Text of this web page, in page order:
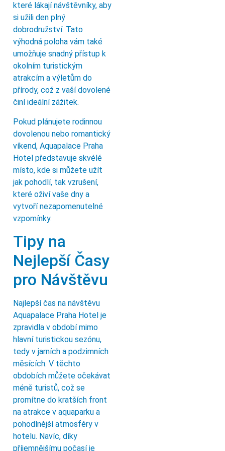
které lákají návštěvníky, aby
si užili den plný
dobrodružství. Tato
výhodná poloha vám také
umožňuje snadný přístup k
okolním turistickým
atrakcím a výletům do
přírody, což z vaší dovolené
činí ideální zážitek.
Pokud plánujete rodinnou
dovolenou nebo romantický
víkend, Aquapalace Praha
Hotel představuje skvélé
místo, kde si můžete užít
jak pohodlí, tak vzrušení,
které oživí vaše dny a
vytvoří nezapomenutelné
vzpomínky.
Tipy na
Nejlepší Časy
pro Návštěvu
Najlepší čas na návštěvu
Aquapalace Praha Hotel je
zpravidla v období mimo
hlavní turistickou sezónu,
tedy v jarních a podzimních
měsících. V těchto
obdobích můžete očekávat
méně turistů, což se
promítne do kratších front
na atrakce v aquaparku a
pohodlnější atmosféry v
hotelu. Navíc, díky
příjemnějšímu počasí je